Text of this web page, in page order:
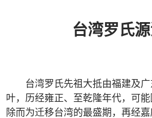
台湾罗氏
台湾罗氏先祖大抵由福建及
叶，历经雍正、至乾隆年代，可
除而为迁移台湾的最盛期，再经